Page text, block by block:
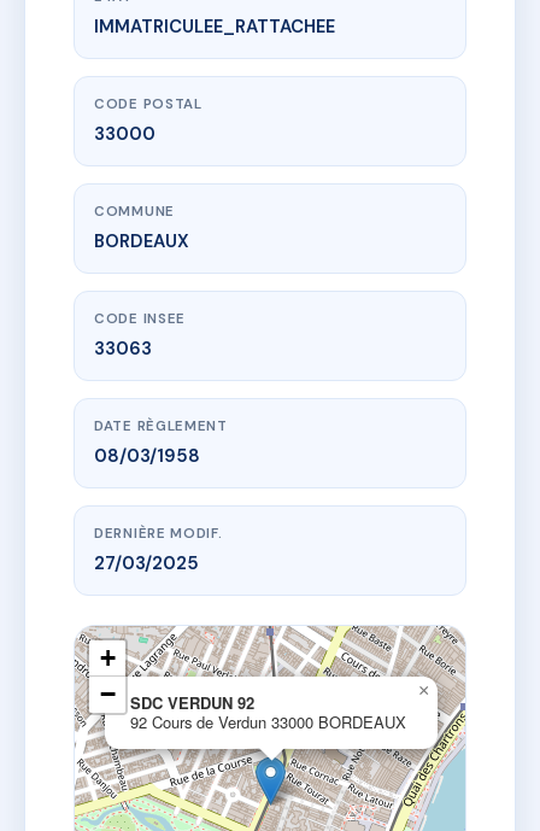
www.vme.plus/AC5484878
SDC VERDUN 92
92 Cours de Verdun
IMMATRICULEE_RATTACHEE
CODE POSTAL
33000
COMMUNE
BORDEAUX
CODE INSEE
33063
DATE RÈGLEMENT
08/03/1958
DERNIÈRE MODIF.
27/03/2025
SDC VERDUN 92
92 Cours de Verdun 33000 BORDEAUX
×
+
−